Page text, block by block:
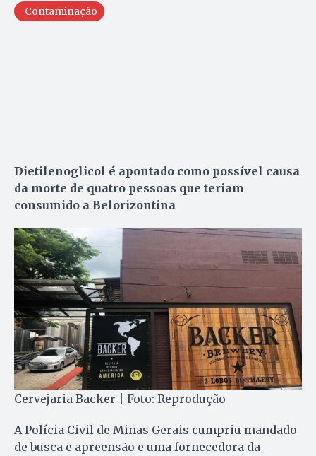
Contaminação
Dietilenoglicol é apontado como possível causa
da morte de quatro pessoas que teriam
consumido a Belorizontina
Cervejaria Backer | Foto: Reprodução
A Polícia Civil de Minas Gerais cumpriu mandado
de busca e apreensão e uma fornecedora da